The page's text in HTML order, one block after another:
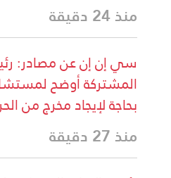
منذ 24 دقيقة
سي إن إن عن مصادر:
المشتركة أوضح
بحاجة لإيجاد مخرج من
منذ 27 دقيقة